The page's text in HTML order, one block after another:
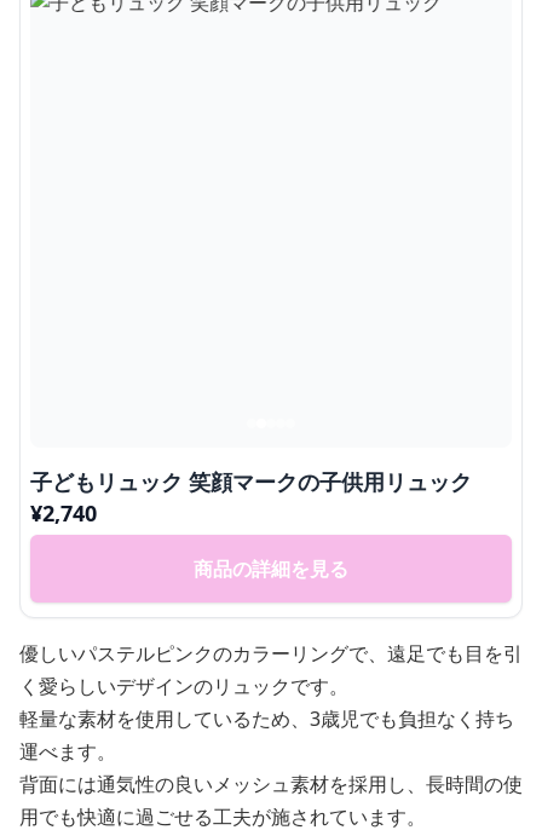
子どもリュック 笑顔マークの子供用リュック
¥2,740
商品の詳細を見る
優しいパステルピンクのカラーリングで、遠足でも目を引
く愛らしいデザインのリュックです。
軽量な素材を使用しているため、3歳児でも負担なく持ち
運べます。
背面には通気性の良いメッシュ素材を採用し、長時間の使
用でも快適に過ごせる工夫が施されています。